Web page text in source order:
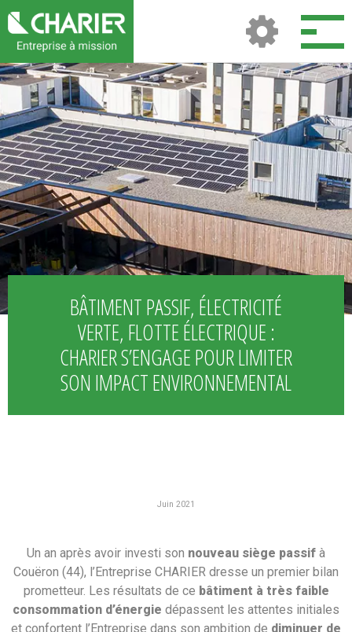
BÂTIMENT PASSIF, ÉLECTRICITÉ
VERTE, FLOTTE ÉLECTRIQUE :
CHARIER S’ENGAGE POUR LIMITER
SON IMPACT ENVIRONNEMENTAL
Juin 2021
Un an après avoir investi son nouveau siège passif à
Couëron (44), l’Entreprise CHARIER dresse un premier bilan
prometteur. Les résultats de ce bâtiment à très faible
consommation d’énergie dépassent les attentes initiales
et confortent l’Entreprise dans son ambition de diminuer de